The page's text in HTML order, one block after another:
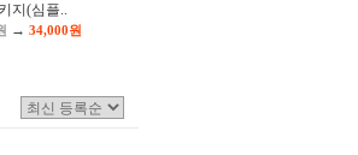
지(심플..
→ 34,000원